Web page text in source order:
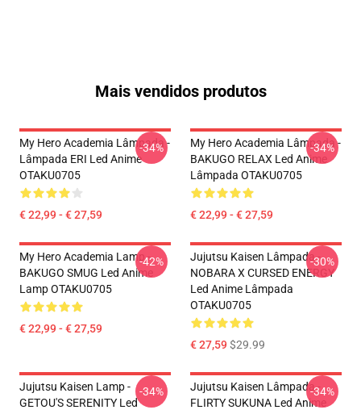
Mais vendidos produtos
My Hero Academia Lâmpada -
Lâmpada ERI Led Anime
OTAKU0705
€ 22,99 - € 27,59
-34%
My Hero Academia Lâmpada -
BAKUGO RELAX Led Anime
Lâmpada OTAKU0705
€ 22,99 - € 27,59
-34%
My Hero Academia Lamp -
BAKUGO SMUG Led Anime
Lamp OTAKU0705
€ 22,99 - € 27,59
-42%
Jujutsu Kaisen Lâmpada -
NOBARA X CURSED ENERGY
Led Anime Lâmpada
OTAKU0705
€ 27,59$29.99
-30%
Jujutsu Kaisen Lamp -
GETOU'S SERENITY Led
-34%
Jujutsu Kaisen Lâmpada -
FLIRTY SUKUNA Led Anime
-34%